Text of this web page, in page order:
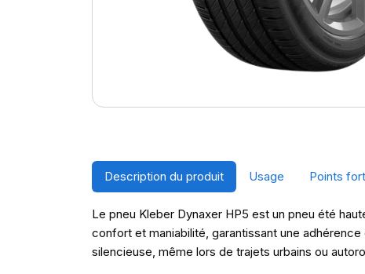
Description du produit Usage Points
Le pneu Kleber Dynaxer HP5 est un pneu été
confort et maniabilité, garantissant une
silencieuse, même lors de trajets urbains ou